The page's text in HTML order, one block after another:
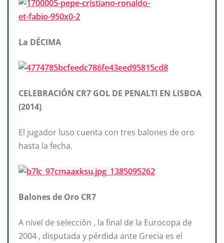
La DÉCIMA
CELEBRACIÓN CR7 GOL DE PENALTI EN LISBOA
(2014)
El jugador luso cuenta con tres balones de oro
hasta la fecha.
Balones de Oro CR7
A nivel de selección , la final de la Eurocopa de
2004 , disputada y pérdida ante Grecia es el